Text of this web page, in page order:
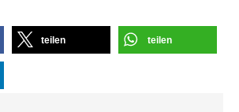
teilen teilen